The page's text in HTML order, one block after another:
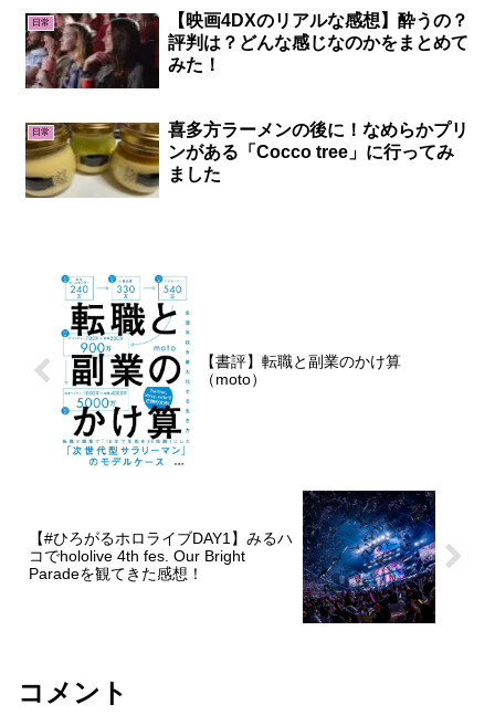
日常
【映画4DXのリアルな感想】酔うの？
評判は？どんな感じなのかをまとめて
みた！
日常
喜多方ラーメンの後に！なめらかプリ
ンがある「Cocco tree」に行ってみ
ました
【書評】転職と副業のかけ算
（moto）
【#ひろがるホロライブDAY1】みるハ
コでhololive 4th fes. Our Bright
Paradeを観てきた感想！
コメント